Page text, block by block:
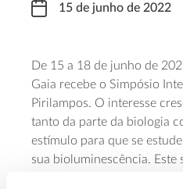
15 de junho de 2022
De 15 a 18 de junho de
Gaia recebe o Simpósio
Pirilampos. O interesse
tanto da parte da biologia
estímulo para que se
sua bioluminescência.